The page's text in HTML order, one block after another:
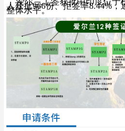
人获批966份、拒签率8.44%
整体水平。